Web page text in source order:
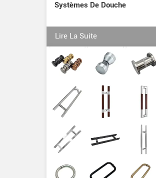
Systèmes De Douche
Lire La Suite